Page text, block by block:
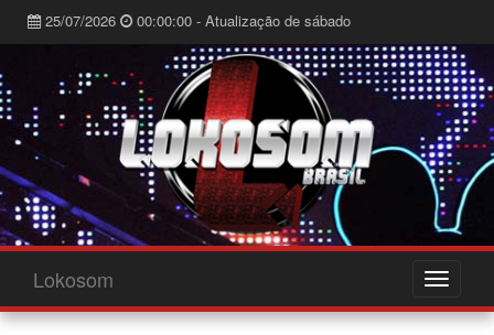
25/07/2026 00:00:00 - Atualização de sábado
Lokosom